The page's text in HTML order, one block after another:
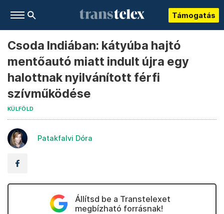
Támogatás
Csoda Indiában: kátyúba hajtó
mentőautó miatt indult újra egy
halottnak nyilvánított férfi
szívműködése
KÜLFÖLD
Patakfalvi Dóra
Állítsd be a Transtelexet
megbízható forrásnak!